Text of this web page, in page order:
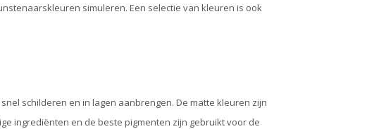
simuleren. Een selectie van kleuren is ook
schilderen en in lagen aanbrengen. De matte kleuren zijn
ingrediënten en de beste pigmenten zijn gebruikt voor de